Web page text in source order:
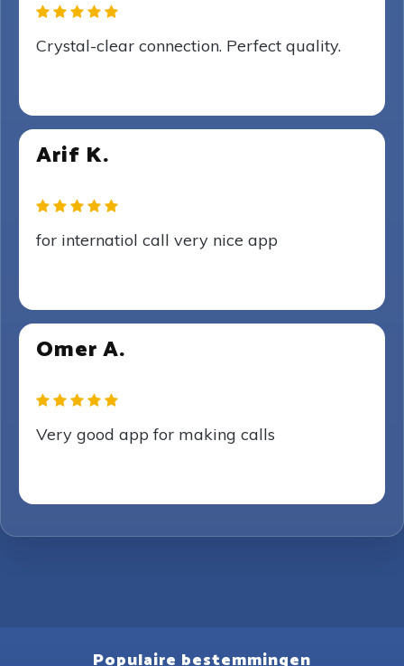
Crystal-clear connection. Perfect quality.
Arif K.
for internatiol call very nice app
Omer A.
Very good app for making calls
Populaire bestemmingen